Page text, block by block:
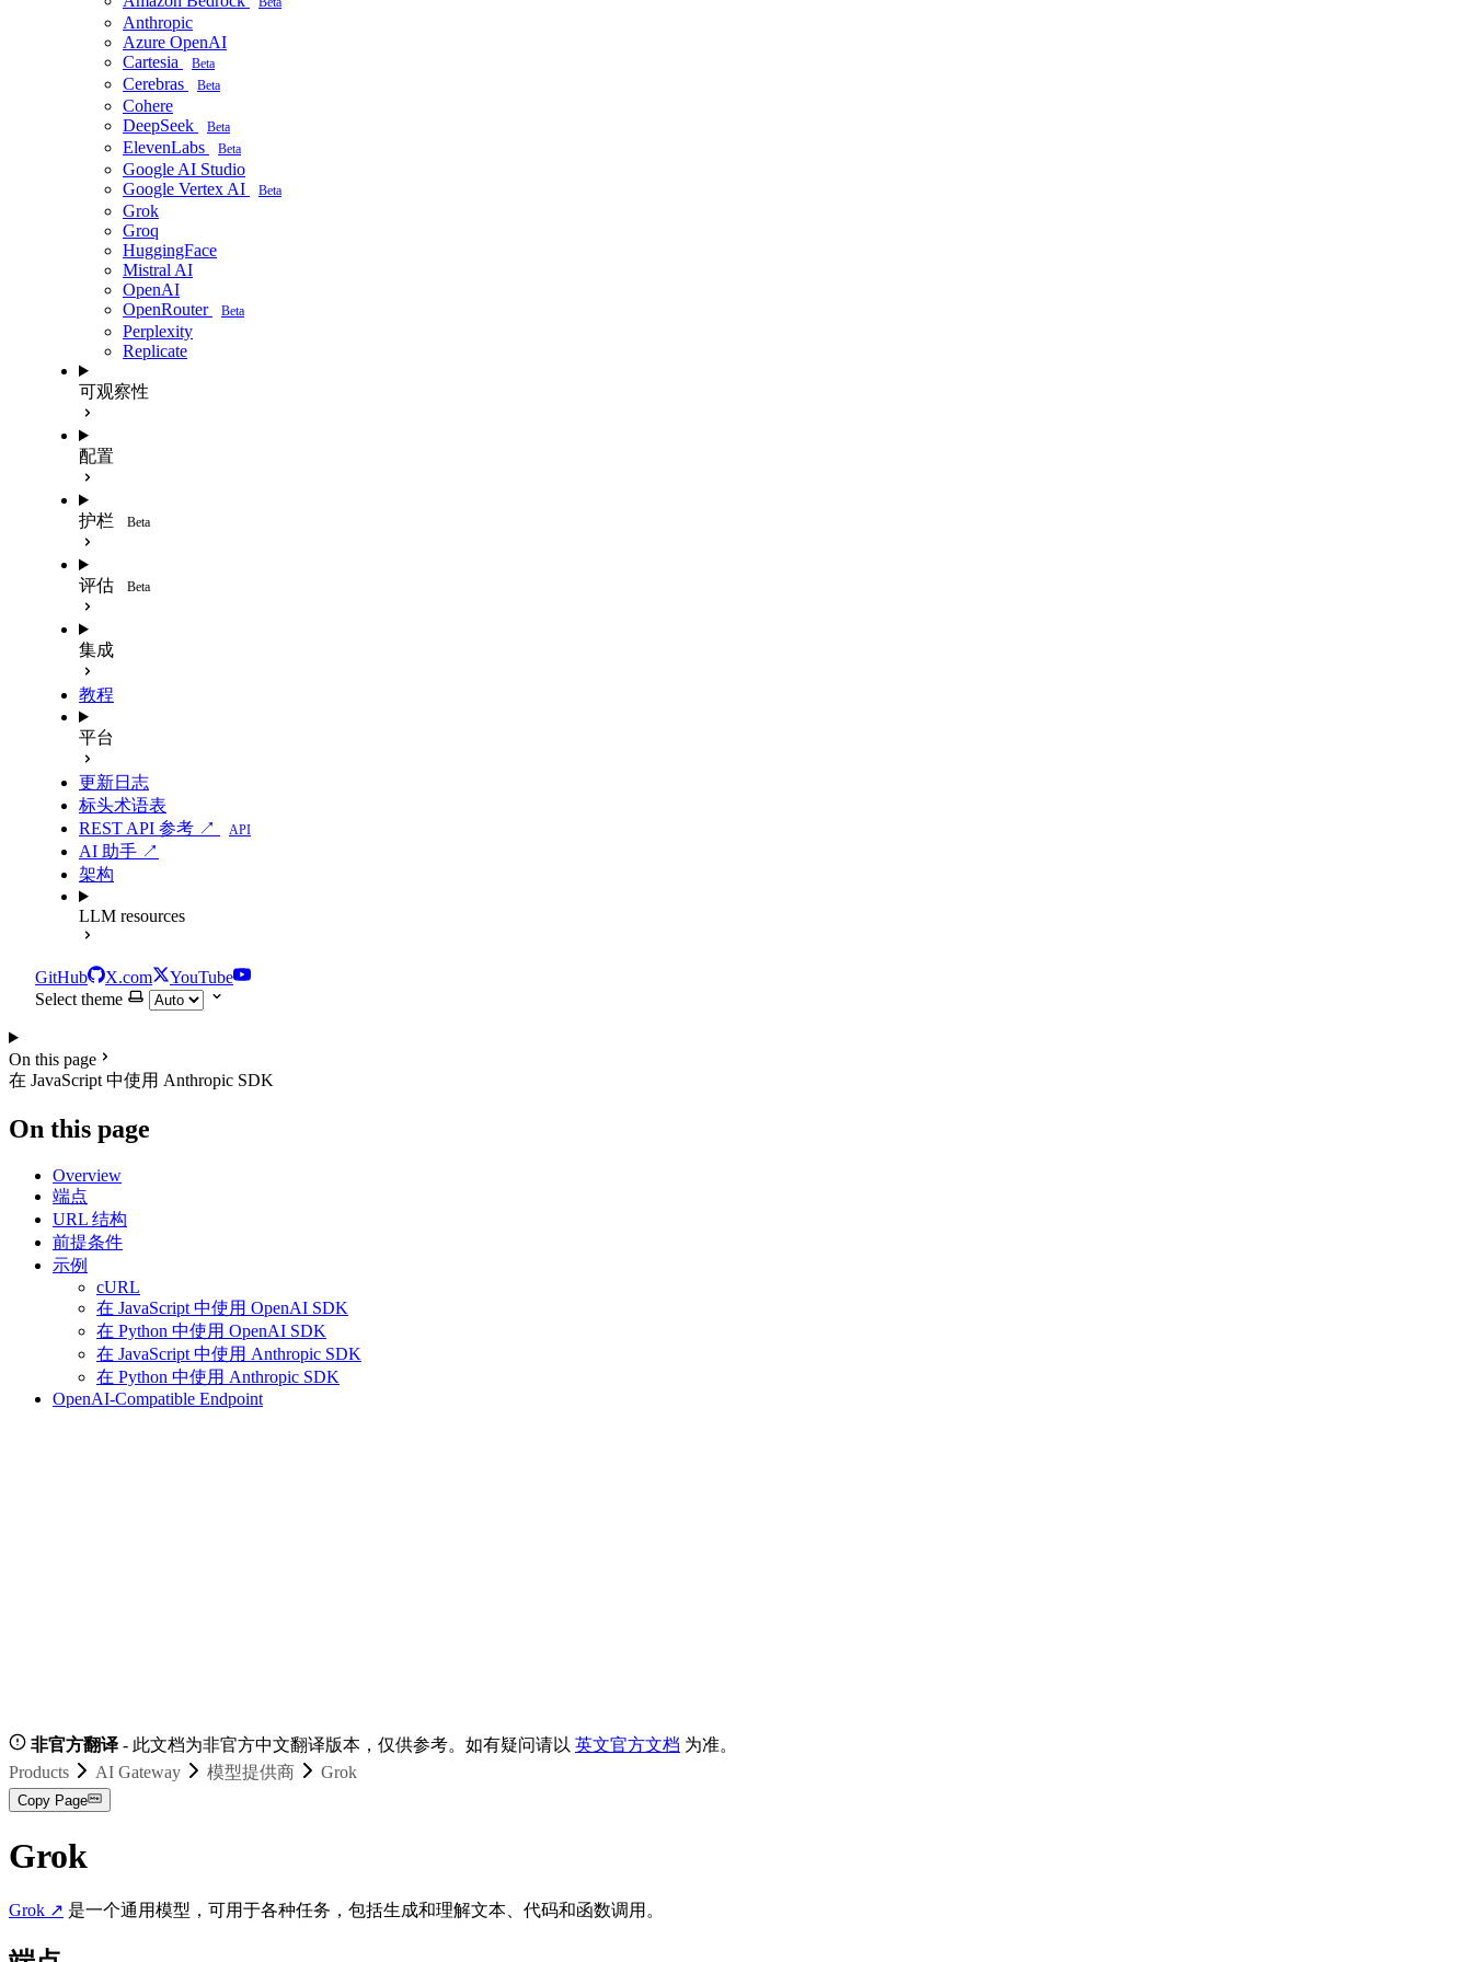
Anthropic
Azure OpenAI
Cartesia
Beta
Cerebras Beta
Cohere
DeepSeek
Beta
ElevenLabs Beta
Google AI Studio
Google Vertex AI
Beta
Grok
Groq
HuggingFace
Mistral AI
OpenAI
OpenRouter
Beta
Perplexity
Replicate
可观察性
配置
护栏 Beta
评估 Beta
集成
教程
平台
更新日志
标头术语表
REST API 参考 ↗
API
AI 助手 ↗
架构
LLM resources
GitHub X.com
YouTube
Select theme
On this page
在 JavaScript 中使用 Anthropic SDK
On this page
Overview
端点
URL 结构
前提条件
示例
cURL
在 JavaScript 中使用 OpenAI SDK
在 Python 中使用 OpenAI SDK
在 JavaScript 中使用 Anthropic SDK
在 Python 中使用 Anthropic SDK
OpenAI-Compatible Endpoint
非官方翻译 - 此文档为非官方中文翻译版本，仅供参考。如有疑问请以 英文官方文档 为准。
Products
AI Gateway 模型提供商 Grok
Copy Page
Grok
Grok ↗ 是一个通用模型，可用于各种任务，包括生成和理解文本、代码和函数调用。